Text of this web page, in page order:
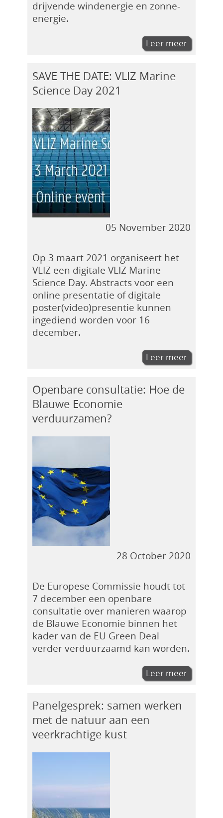
drijvende windenergie en zonne-
energie.
Leer meer
SAVE THE DATE: VLIZ Marine
Science Day 2021
05 November 2020
Op 3 maart 2021 organiseert het
VLIZ een digitale VLIZ Marine
Science Day. Abstracts voor een
online presentatie of digitale
poster(video)presentie kunnen
ingediend worden voor 16
december.
Leer meer
Openbare consultatie: Hoe de
Blauwe Economie
verduurzamen?
28 October 2020
De Europese Commissie houdt tot
7 december een openbare
consultatie over manieren waarop
de Blauwe Economie binnen het
kader van de EU Green Deal
verder verduurzaamd kan worden.
Leer meer
Panelgesprek: samen werken
met de natuur aan een
veerkrachtige kust